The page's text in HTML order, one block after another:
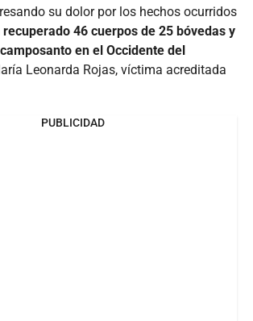
su dolor por los hechos ocurridos
recuperado 46 cuerpos de 25 bóvedas y
en el Occidente del
Leonarda Rojas, víctima acreditada
PUBLICIDAD